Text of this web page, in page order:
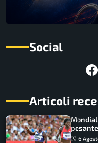
Social
Articoli
Non ho
6